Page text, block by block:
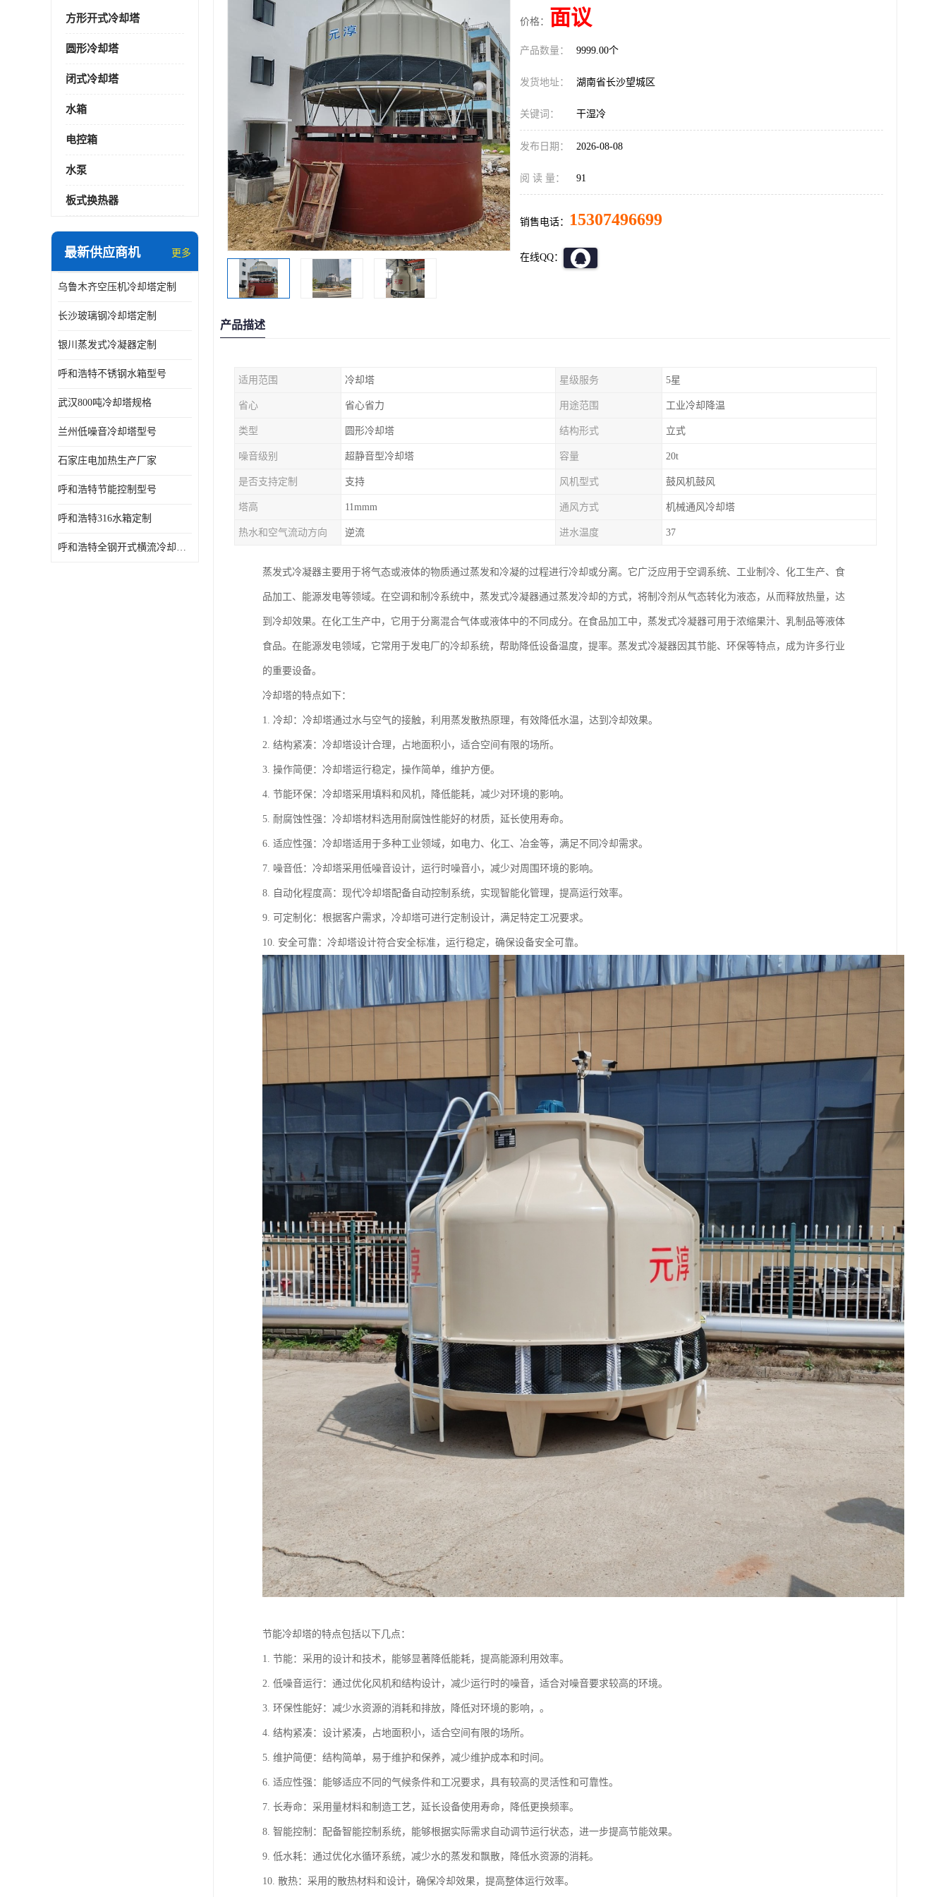
方形开式冷却塔
圆形冷却塔
闭式冷却塔
水箱
电控箱
水泵
板式换热器
最新供应商机 更多
乌鲁木齐空压机冷却塔定制
长沙玻璃钢冷却塔定制
银川蒸发式冷凝器定制
呼和浩特不锈钢水箱型号
武汉800吨冷却塔规格
兰州低噪音冷却塔型号
石家庄电加热生产厂家
呼和浩特节能控制型号
呼和浩特316水箱定制
呼和浩特全钢开式横流冷却塔型号
价格： 面议
产品数量： 9999.00个
发货地址： 湖南省长沙望城区
关键词： 干湿冷
发布日期： 2026-08-08
阅 读 量： 91
销售电话： 15307496699
在线QQ：
产品描述
适用范围 冷却塔 星级服务 5星
省心 省心省力 用途范围 工业冷却降温
类型 圆形冷却塔 结构形式 立式
噪音级别 超静音型冷却塔 容量 20t
是否支持定制 支持 风机型式 鼓风机鼓风
塔高 11mmm 通风方式 机械通风冷却塔
热水和空气流动方向 逆流 进水温度 37
蒸发式冷凝器主要用于将气态或液体的物质通过蒸发和冷凝的过程进行冷却或分离。它广泛应用于空调系统、工业制冷、化工生产、食
品加工、能源发电等领域。在空调和制冷系统中，蒸发式冷凝器通过蒸发冷却的方式，将制冷剂从气态转化为液态，从而释放热量，达
到冷却效果。在化工生产中，它用于分离混合气体或液体中的不同成分。在食品加工中，蒸发式冷凝器可用于浓缩果汁、乳制品等液体
食品。在能源发电领域，它常用于发电厂的冷却系统，帮助降低设备温度，提率。蒸发式冷凝器因其节能、环保等特点，成为许多行业
的重要设备。
冷却塔的特点如下：
1. 冷却：冷却塔通过水与空气的接触，利用蒸发散热原理，有效降低水温，达到冷却效果。
2. 结构紧凑：冷却塔设计合理，占地面积小，适合空间有限的场所。
3. 操作简便：冷却塔运行稳定，操作简单，维护方便。
4. 节能环保：冷却塔采用填料和风机，降低能耗，减少对环境的影响。
5. 耐腐蚀性强：冷却塔材料选用耐腐蚀性能好的材质，延长使用寿命。
6. 适应性强：冷却塔适用于多种工业领域，如电力、化工、冶金等，满足不同冷却需求。
7. 噪音低：冷却塔采用低噪音设计，运行时噪音小，减少对周围环境的影响。
8. 自动化程度高：现代冷却塔配备自动控制系统，实现智能化管理，提高运行效率。
9. 可定制化：根据客户需求，冷却塔可进行定制设计，满足特定工况要求。
10. 安全可靠：冷却塔设计符合安全标准，运行稳定，确保设备安全可靠。
节能冷却塔的特点包括以下几点：
1. 节能：采用的设计和技术，能够显著降低能耗，提高能源利用效率。
2. 低噪音运行：通过优化风机和结构设计，减少运行时的噪音，适合对噪音要求较高的环境。
3. 环保性能好：减少水资源的消耗和排放，降低对环境的影响，。
4. 结构紧凑：设计紧凑，占地面积小，适合空间有限的场所。
5. 维护简便：结构简单，易于维护和保养，减少维护成本和时间。
6. 适应性强：能够适应不同的气候条件和工况要求，具有较高的灵活性和可靠性。
7. 长寿命：采用量材料和制造工艺，延长设备使用寿命，降低更换频率。
8. 智能控制：配备智能控制系统，能够根据实际需求自动调节运行状态，进一步提高节能效果。
9. 低水耗：通过优化水循环系统，减少水的蒸发和飘散，降低水资源的消耗。
10. 散热：采用的散热材料和设计，确保冷却效果，提高整体运行效率。